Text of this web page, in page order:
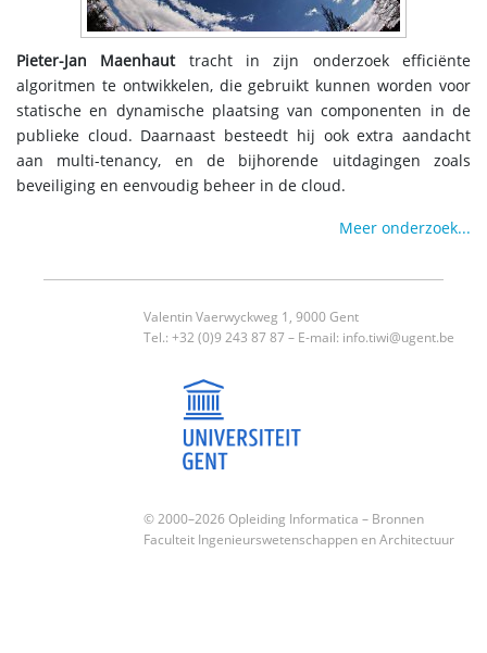
Pieter-Jan Maenhauttracht in zijn onderzoek efficiënte
algoritmen te ontwikkelen, die gebruikt kunnen worden voor
statische en dynamische plaatsing van componenten in de
publieke cloud. Daarnaast besteedt hij ook extra aandacht
aan multi-tenancy, en de bijhorende uitdagingen zoals
beveiliging en eenvoudig beheer in de cloud.
Meer onderzoek...
Valentin Vaerwyckweg 1, 9000 Gent
Tel.: +32 (0)9 243 87 87 – E-mail: info.tiwi@ugent.be
© 2000–2026 Opleiding Informatica – Bronnen
Faculteit Ingenieurswetenschappen en Architectuur